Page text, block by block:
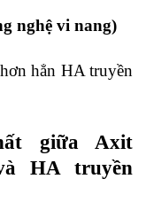
nghệ vi nang)
hẳn HA truyền
giữa Axit
HA truyền